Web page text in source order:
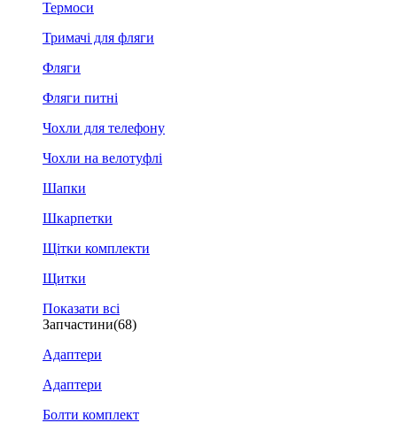
Термоси
Тримачі для фляги
Фляги
Фляги питні
Чохли для телефону
Чохли на велотуфлі
Шапки
Шкарпетки
Щітки комплекти
Щитки
Показати всі
Запчастини(68)
Адаптери
Адаптери
Болти комплект